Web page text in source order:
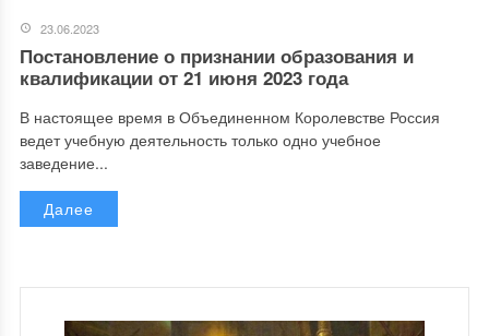
23.06.2023
Постановление о признании образования и
квалификации от 21 июня 2023 года
В настоящее время в Объединенном Королевстве Россия
ведет учебную деятельность только одно учебное
заведение...
Далее